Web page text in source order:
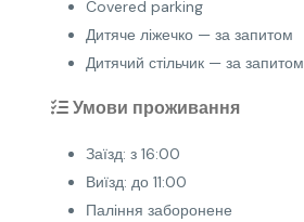
Covered parking
Дитяче ліжечко — за запитом
Дитячий стільчик — за запитом
Умови проживання
Заїзд: з 16:00
Виїзд: до 11:00
Паління заборонене